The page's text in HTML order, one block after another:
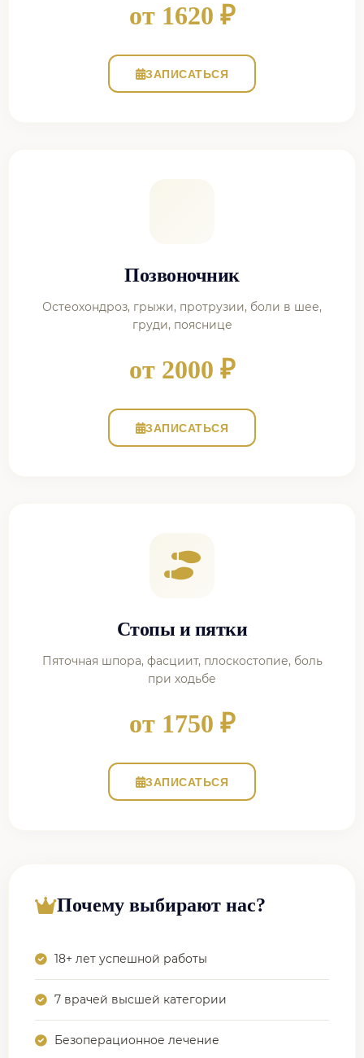
от 1620 ₽
ЗАПИСАТЬСЯ
Позвоночник
Остеохондроз, грыжи, протрузии, боли в шее,
груди, пояснице
от 2000 ₽
ЗАПИСАТЬСЯ
Стопы и пятки
Пяточная шпора, фасциит, плоскостопие, боль
при ходьбе
от 1750 ₽
ЗАПИСАТЬСЯ
Почему выбирают нас?
18+ лет успешной работы
7 врачей высшей категории
Безоперационное лечение